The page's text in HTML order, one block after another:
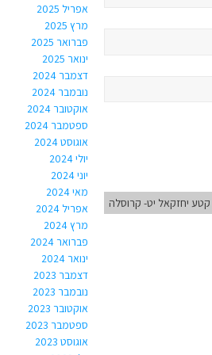
יחזקאל יט- קרוסלה
אפריל 2025
מרץ 2025
פברואר 2025
ינואר 2025
דצמבר 2024
נובמבר 2024
אוקטובר 2024
ספטמבר 2024
אוגוסט 2024
יולי 2024
יוני 2024
מאי 2024
אפריל 2024
מרץ 2024
פברואר 2024
ינואר 2024
דצמבר 2023
נובמבר 2023
אוקטובר 2023
ספטמבר 2023
אוגוסט 2023